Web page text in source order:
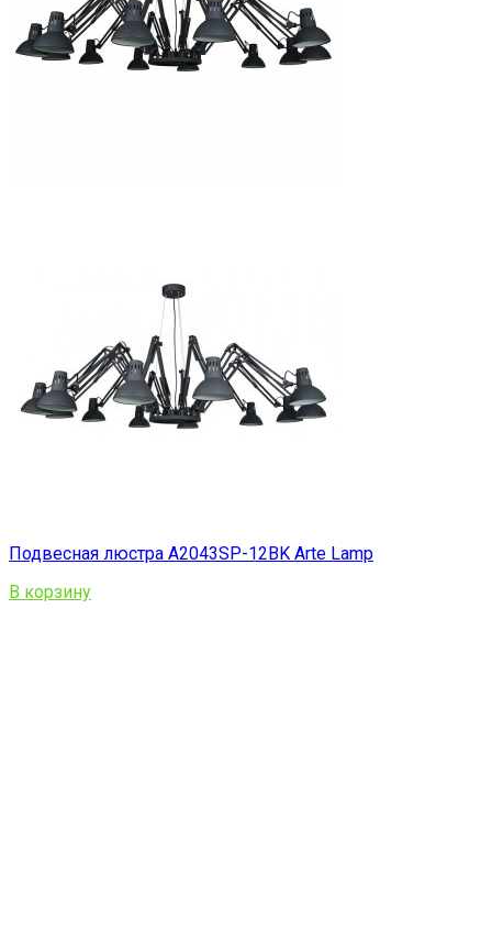
Подвесная люстра A2043SP-12BK Arte Lamp
В корзину